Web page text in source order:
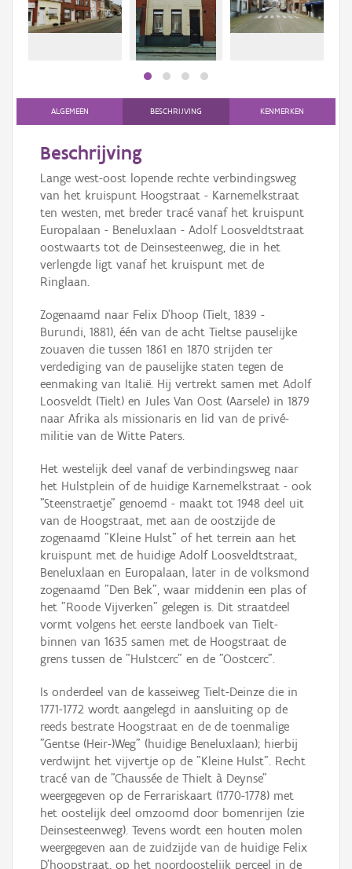
Persoon of collectief
AanmeldenALGEMEEN BESCHRIJVING KENMERKEN
Beschrijving
Lange west-oost lopende rechte verbindingsweg
van het kruispunt Hoogstraat - Karnemelkstraat
ten westen, met breder tracé vanaf het kruispunt
Europalaan - Beneluxlaan - Adolf Loosveldtstraat
oostwaarts tot de Deinsesteenweg, die in het
verlengde ligt vanaf het kruispunt met de
Ringlaan.
Zogenaamd naar Felix D'hoop (Tielt, 1839 -
Burundi, 1881), één van de acht Tieltse pauselijke
zouaven die tussen 1861 en 1870 strijden ter
verdediging van de pauselijke staten tegen de
eenmaking van Italië. Hij vertrekt samen met Adolf
Loosveldt (Tielt) en Jules Van Oost (Aarsele) in 1879
naar Afrika als missionaris en lid van de privé-
militie van de Witte Paters.
Het westelijk deel vanaf de verbindingsweg naar
het Hulstplein of de huidige Karnemelkstraat - ook
"Steenstraetje" genoemd - maakt tot 1948 deel uit
van de Hoogstraat, met aan de oostzijde de
zogenaamd "Kleine Hulst" of het terrein aan het
kruispunt met de huidige Adolf Loosveldtstraat,
Beneluxlaan en Europalaan, later in de volksmond
zogenaamd "Den Bek", waar middenin een plas of
het "Roode Vijverken" gelegen is. Dit straatdeel
vormt volgens het eerste landboek van Tielt-
binnen van 1635 samen met de Hoogstraat de
grens tussen de "Hulstcerc" en de "Oostcerc".
Is onderdeel van de kasseiweg Tielt-Deinze die in
1771-1772 wordt aangelegd in aansluiting op de
reeds bestrate Hoogstraat en de de toenmalige
"Gentse (Heir-)Weg" (huidige Beneluxlaan); hierbij
verdwijnt het vijvertje op de "Kleine Hulst". Recht
tracé van de "Chaussée de Thielt à Deynse"
weergegeven op de Ferrariskaart (1770-1778) met
het oostelijk deel omzoomd door bomenrijen (zie
Deinsesteenweg). Tevens wordt een houten molen
weergegeven aan de zuidzijde van de huidige Felix
D'hoopstraat, op het noordoostelijk perceel in de